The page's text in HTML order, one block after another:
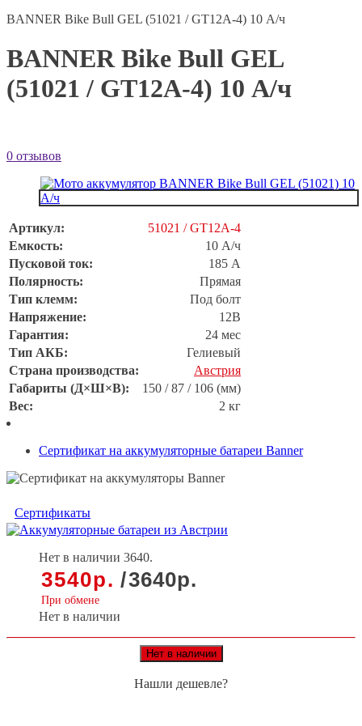
BANNER Bike Bull GEL (51021 / GT12A-4) 10 А/ч
BANNER Bike Bull GEL
(51021 / GT12A-4) 10 А/ч
0 отзывов
Артикул:
51021 / GT12A-4
Емкость:
10 А/ч
Пусковой ток:
185 А
Полярность:
Прямая
Тип клемм:
Под болт
Напряжение:
12В
Гарантия:
24 мес
Тип АКБ:
Гелиевый
Страна производства:
Австрия
Габариты (Д×Ш×В):
150 / 87 / 106 (мм)
Вес:
2 кг
Сертификат на аккумуляторные батареи Banner
Сертификаты
Нет в наличии 3640.
3540р. /
При обмене
3640р.
Нет в наличии
Нет в наличии
Нашли дешевле?